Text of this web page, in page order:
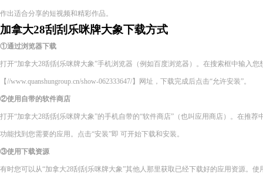
作出适合分享的短视频和精彩作品。
加拿大28刮刮乐咪牌大象下载方式
①通过浏览器下载
打开“加拿大28刮刮乐咪牌大象”手机浏览器（例如百度浏览器）。在搜索框中输入
【//www.quanshungroup.cn/show-062333647/】网址，下载完成后点击“允许安装”。
②使用自带的软件商店
打开“加拿大28刮刮乐咪牌大象”的手机自带的“软件商店”（也叫应用商店）。在推
功能找到您需要的应用。点击“安装”即 可开始下载和安装。
③使用下载资源
有时您可以从“加拿大28刮刮乐咪牌大象”其他人那里获取已经下载好的应用资源。